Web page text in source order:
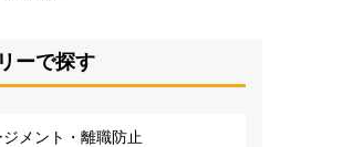
ーで探す
メント・離職防止